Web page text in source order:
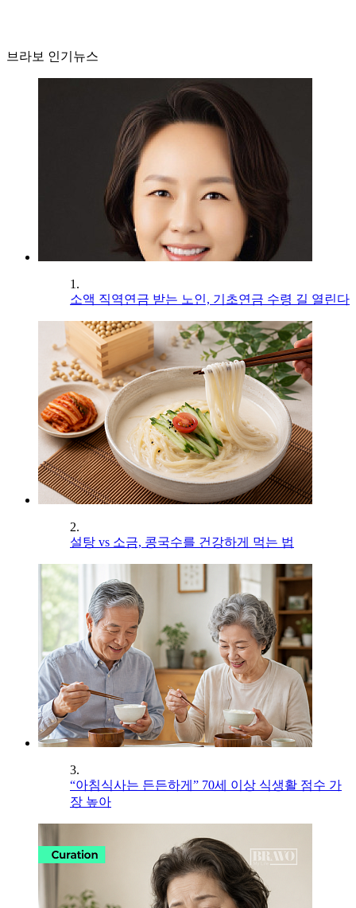
브라보 인기뉴스
1.
소액 직역연금 받는 노인, 기초연금 수령 길 열린다
2.
설탕 vs 소금, 콩국수를 건강하게 먹는 법
3.
“아침식사는 든든하게” 70세 이상 식생활 점수 가
장 높아